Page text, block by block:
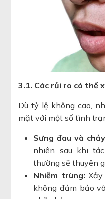
3.1. Các rủi ro có thể
Dù tỷ lệ không cao,
mặt với một số tình
Sưng đau và
nhiên sau khi
thường sẽ thuyên
Nhiễm trùng:
không đảm bảo